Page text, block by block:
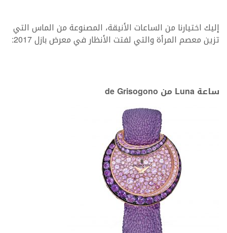
إليك اختيارنا من الساعات الأنيقة، المصنوعة من الماس التي
تزين معصم المرأة والتي لفتت الأنظار في معرض بازل 2017:
ساعة Luna من de Grisogono